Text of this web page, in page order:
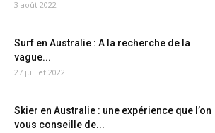
3 août 2022
Surf en Australie : A la recherche de la
vague...
27 juillet 2022
Skier en Australie : une expérience que l’on
vous conseille de...